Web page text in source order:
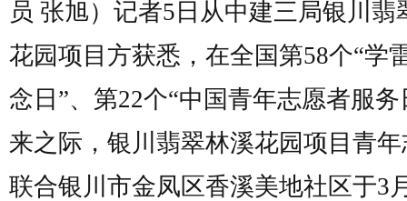
员 张旭）记者5日从中建三局银川翡
花园项目方获悉，在全国第58个“学
念日”、第22个“中国青年志愿者服务
来之际，银川翡翠林溪花园项目青
联合银川市金凤区香溪美地社区于3